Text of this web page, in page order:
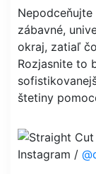
zábavné,
okraj, zatiaľ
Rozjasnite to
štetiny
Instagram /